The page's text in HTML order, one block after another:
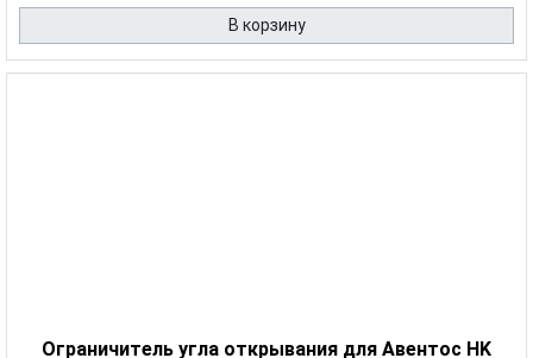
В корзину
Ограничитель угла открывания для Авентос HK